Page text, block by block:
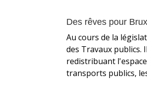
Des rêves pour
Au cours de la
des Travaux publics.
redistribuant
transports publics,